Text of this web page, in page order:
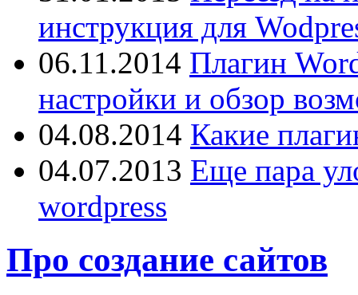
инструкция для
06.11.2014 Плагин
настройки и обзор
04.08.2014 Какие
04.07.2013 Еще пара
wordpress
Про создание сайтов